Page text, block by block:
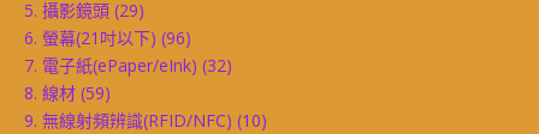
5. 攝影鏡頭 (29)
6. 螢幕(21吋以下) (96)
7. 電子紙(ePaper/eInk) (32)
8. 線材 (59)
9. 無線射頻辨識(RFID/NFC) (10)